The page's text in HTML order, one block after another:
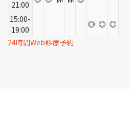
21:00
15:00-
19:00
◎ ◎ ◎
24時間Web診療予約